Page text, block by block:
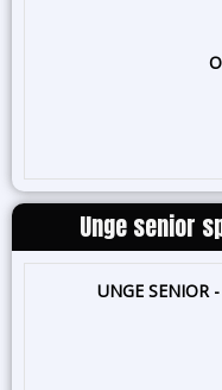
Unge senior
UNGE SENIOR